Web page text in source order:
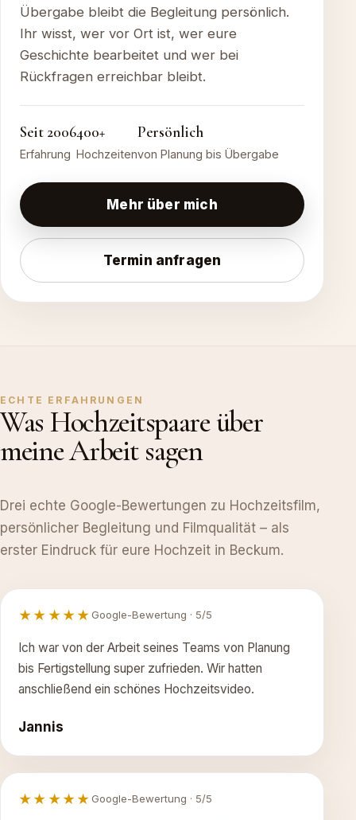
Übergabe bleibt die Begleitung persönlich.
Ihr wisst, wer vor Ort ist, wer eure
Geschichte bearbeitet und wer bei
Rückfragen erreichbar bleibt.
Seit 2006
Erfahrung
400+
Hochzeiten
Persönlich
von Planung bis Übergabe
Mehr über mich
Termin anfragen
ECHTE ERFAHRUNGEN
Was Hochzeitspaare über
meine Arbeit sagen
Drei echte Google-Bewertungen zu Hochzeitsfilm,
persönlicher Begleitung und Filmqualität – als
erster Eindruck für eure Hochzeit in Beckum.
★★★★★Google-Bewertung · 5/5
Ich war von der Arbeit seines Teams von Planung
bis Fertigstellung super zufrieden. Wir hatten
anschließend ein schönes Hochzeitsvideo.
Jannis
★★★★★Google-Bewertung · 5/5